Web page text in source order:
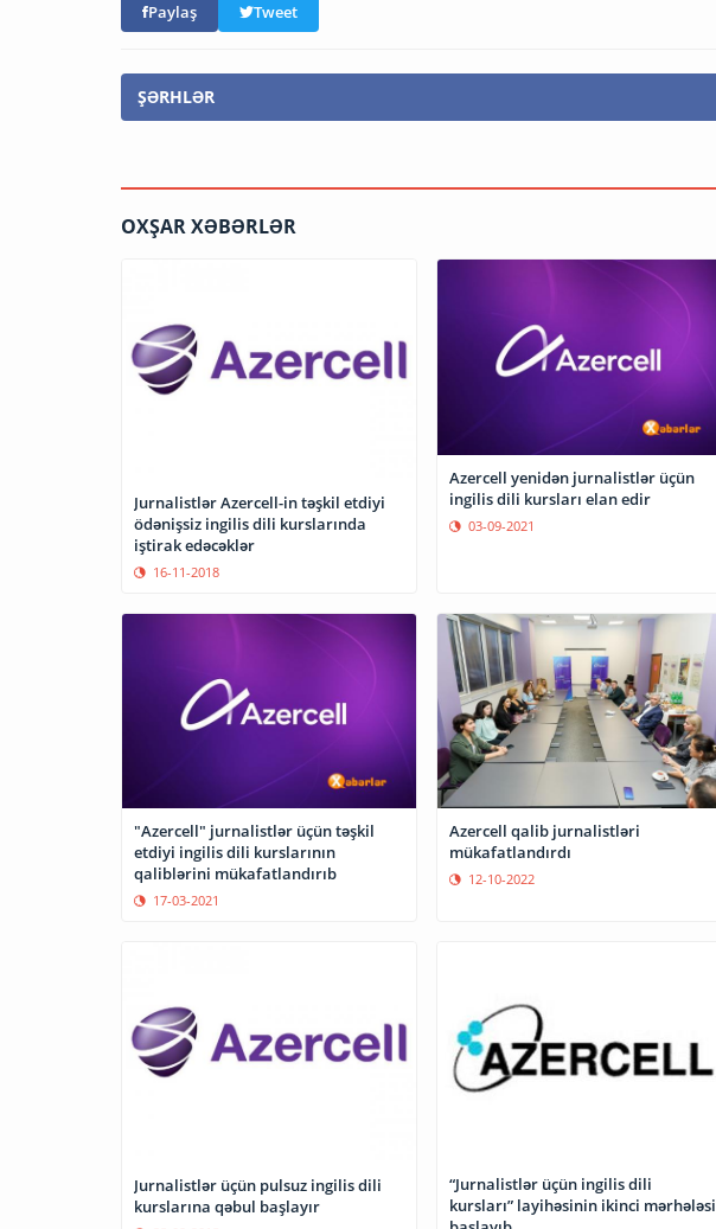
Paylaş Tweet
ŞƏRHLƏR
OXŞAR XƏBƏRLƏR
Jurnalistlər Azercell-in təşkil etdiyi
ödənişsiz ingilis dili kurslarında
iştirak edəcəklər
16-11-2018
Azercell yenidən jurnalistlər üçün
ingilis dili kursları elan edir
03-09-2021
"Azercell" jurnalistlər üçün təşkil
etdiyi ingilis dili kurslarının
qaliblərini mükafatlandırıb
17-03-2021
Azercell qalib jurnalistləri
mükafatlandırdı
12-10-2022
Jurnalistlər üçün pulsuz ingilis dili
kurslarına qəbul başlayır
“Jurnalistlər üçün ingilis dili
kursları” layihəsinin ikinci mərhələsi